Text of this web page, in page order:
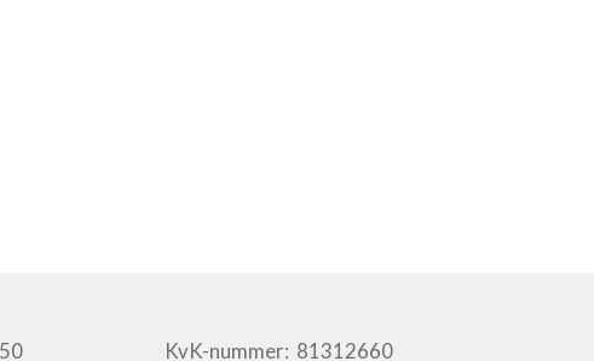
KvK-nummer: 81312660